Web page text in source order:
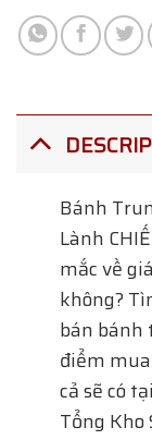
Bánh
Lành
mắc về
không?
bán bánh
điểm
cả sẽ có tại
Tổng